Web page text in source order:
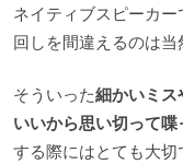
ネイティブスピーカ
回しを間違えるのは当
そういった細かいミス
いいから思い切って喋
する際にはとても大切